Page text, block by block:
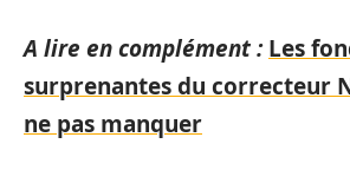
A lire en complément : Les
surprenantes du correcteur
ne pas manquer